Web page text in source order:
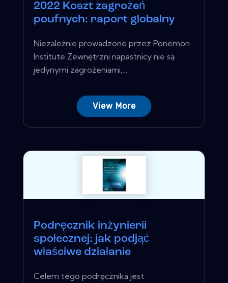
2022 Koszt zagrożeń
poufnych: raport globalny
Niezależnie prowadzone przez Ponemon
Institute Zewnętrzni napastnicy nie są
jedynymi zagrożeniami,...
View More
Podręcznik inżynierii
społecznej: jak podjąć
właściwe działanie
Celem tego podręcznika jest